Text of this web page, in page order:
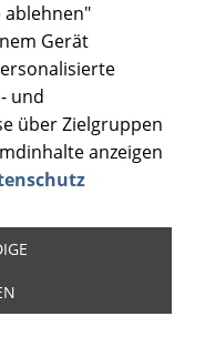
ablehnen"
Gerät
und
über Zielgruppen
anzeigen